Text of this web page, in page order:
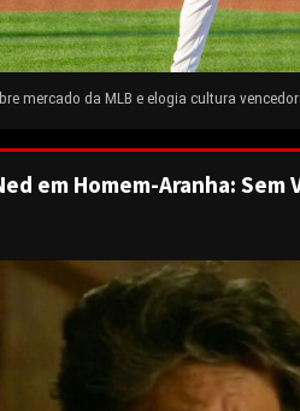
mercado da MLB e elogia cultura
em Homem-Aranha: Sem